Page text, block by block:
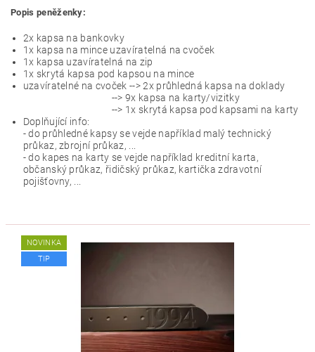
Popis peněženky:
2x kapsa na bankovky
1x kapsa na mince uzavíratelná na cvoček
1x kapsa uzavíratelná na zip
1x skrytá kapsa pod kapsou na mince
uzavíratelné na cvoček --> 2x průhledná kapsa na doklady
--> 9x kapsa na karty/vizitky
--> 1x skrytá kapsa pod kapsami na karty
Doplňující info:
- do průhledné kapsy se vejde například malý technický
průkaz, zbrojní průkaz, ...
- do kapes na karty se vejde například kreditní karta,
občanský průkaz, řidičský průkaz, kartička zdravotní
pojišťovny, ...
NOVINKA
TIP